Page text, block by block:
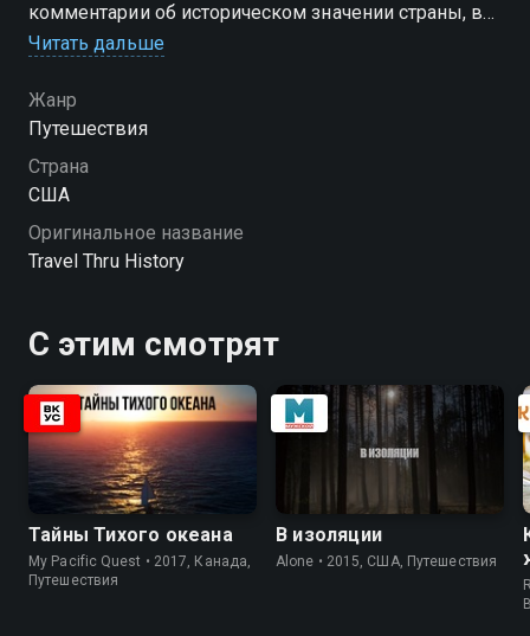
комментарии об историческом значении страны, в
которой она находилась в то время, а также советы
достопримечательностей
Посмотреть онлайн сезон сериала Путешествие
сквозь историю вы можете совершенно бесплатно
Читать дальше
Жанр
Путешествия
Страна
США
Оригинальное название
Travel Thru History
С этим смотрят
Тайны Тихого океана
My Pacific Quest • 2017, Канада,
Путешествия
В изоляции
Alone • 2015, США, Путешествия